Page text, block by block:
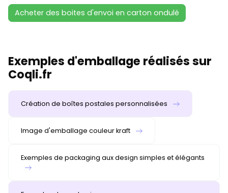
Acheter des boites d'envoi en carton ondulé
Exemples d'emballage réalisés sur
Coqli.fr
Création de boîtes postales personnalisées
Image d'emballage couleur kraft
Exemples de packaging aux design simples et élégants